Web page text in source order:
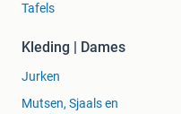
Tafels
Kleding | Dames
Jurken
Mutsen, Sjaals en